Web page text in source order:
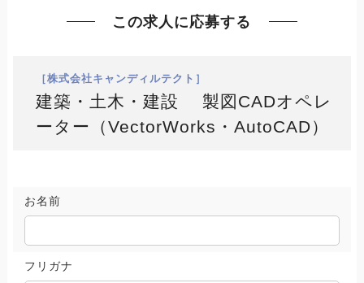
この求人に応募する
［株式会社キャンディルテクト］
建築・土木・建設 製図CADオペレ
ーター（VectorWorks・AutoCAD）
お名前
フリガナ